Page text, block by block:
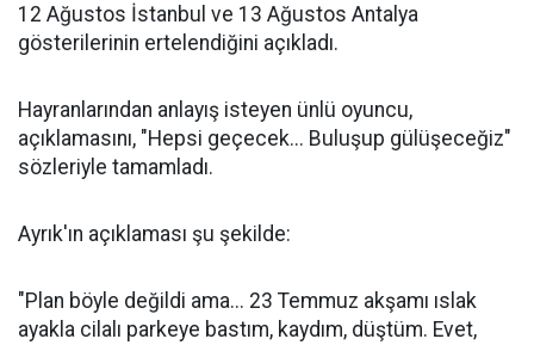
12 Ağustos İstanbul ve 13 Ağustos Antalya
gösterilerinin ertelendiğini açıkladı.
Hayranlarından anlayış isteyen ünlü oyuncu,
açıklamasını, "Hepsi geçecek... Buluşup gülüşeceğiz"
sözleriyle tamamladı.
Ayrık'ın açıklaması şu şekilde:
"Plan böyle değildi ama... 23 Temmuz akşamı ıslak
ayakla cilalı parkeye bastım, kaydım, düştüm. Evet,